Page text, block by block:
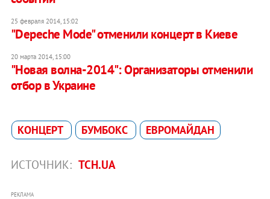
25 февраля 2014, 15:02
"Depeche Mode" отменили концерт в Киеве
20 марта 2014, 15:00
"Новая волна-2014": Организаторы отменили
отбор в Украине
КОНЦЕРТ БУМБОКС ЕВРОМАЙДАН
ИСТОЧНИК: ТСН.UA
РЕКЛАМА